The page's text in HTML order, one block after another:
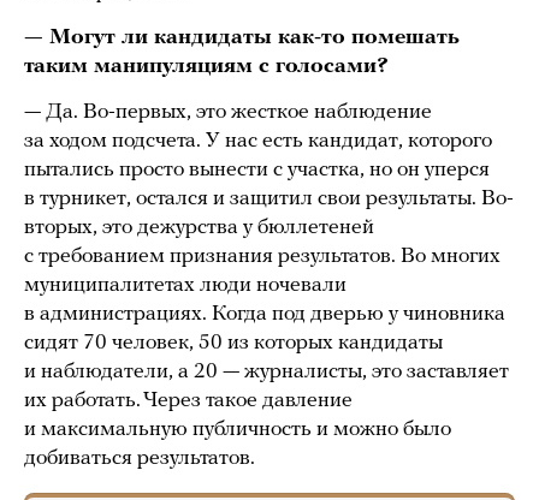
— Могут ли кандидаты как-то помешать
таким манипуляциям с голосами?
— Да. Во-первых, это жесткое наблюдение
за ходом подсчета. У нас есть кандидат, которого
пытались просто вынести с участка, но он уперся
в турникет, остался и защитил свои результаты. Во-
вторых, это дежурства у бюллетеней
с требованием признания результатов. Во многих
муниципалитетах люди ночевали
в администрациях. Когда под дверью у чиновника
сидят 70 человек, 50 из которых кандидаты
и наблюдатели, а 20 — журналисты, это заставляет
их работать. Через такое давление
и максимальную публичность и можно было
добиваться результатов.